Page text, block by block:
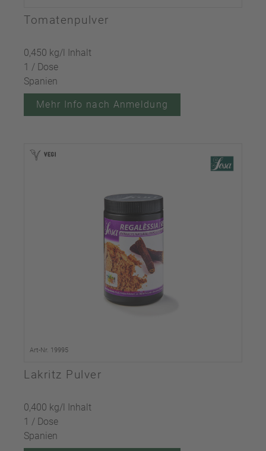
Tomatenpulver
0,450 kg/l Inhalt
1 / Dose
Spanien
Mehr Info nach Anmeldung
Art-Nr. 19995
Lakritz Pulver
0,400 kg/l Inhalt
1 / Dose
Spanien